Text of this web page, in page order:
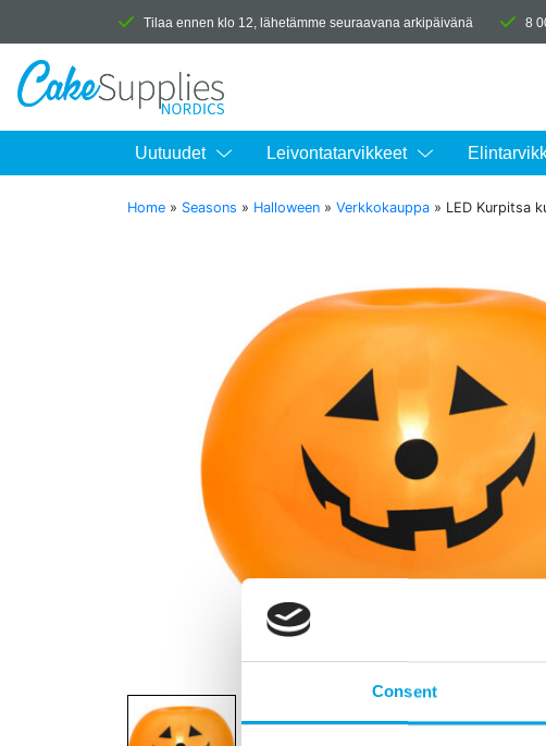
Consent
Tilaa ennen klo 12, lähetämme seuraavana arkipäivänä 8
Uutuudet Leivontatarvikkeet
Home » Seasons » Halloween » Verkkokauppa » LED Kurpitsa